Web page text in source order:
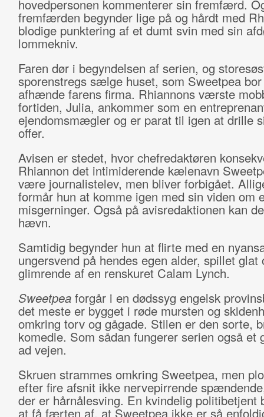
hovedpersonen kommenterer sin fremfærd.
fremfærden begynder lige på og hårdt med
blodige punktering af et dumt svin med sin
lommekniv.
Faren dør i begyndelsen af serien, og
sporenstregs sælge huset, som Sweetpea
afhænde farens firma. Rhiannons værste
fortiden, Julia, ankommer som en
ejendomsmægler og er parat til igen at drille
offer.
Avisen er stedet, hvor chefredaktøren
Rhiannon det intimiderende kælenavn
være journalistelev, men bliver forbigået.
formår hun at komme igen med sin viden om
misgerninger. Også på avisredaktionen kan
hævn.
Samtidig begynder hun at flirte med en
ungersvend på hendes egen alder, spillet glat
glimrende af en renskuret Calam Lynch.
Sweetpeaforgår i en dødssyg engelsk
det meste er bygget i røde mursten og
omkring torv og gågade. Stilen er den sorte,
komedie. Som sådan fungerer serien også et
ad vejen.
Skruen strammes omkring Sweetpea, men
efter fire afsnit ikke nervepirrende
der er hårnålesving. En kvindelig politibetjent
at få færten af, at Sweetpea ikke er så